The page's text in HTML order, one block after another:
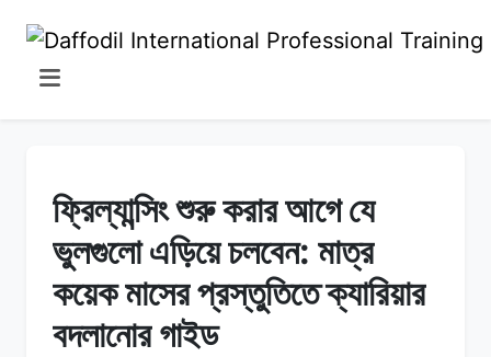
ফ্রিল্যান্সিং শুরু করার আগে যে
ভুলগুলো এড়িয়ে চলবেন: মাত্র
কয়েক মাসের প্রস্তুতিতে ক্যারিয়ার
বদলানোর গাইড